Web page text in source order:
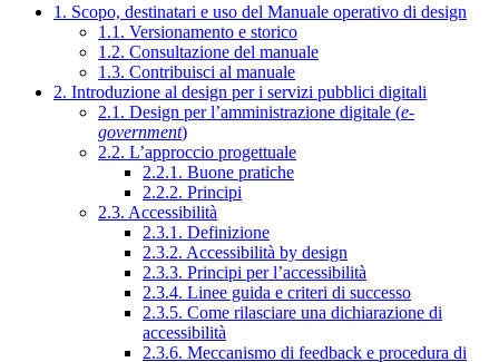
1. Scopo, destinatari e uso del Manuale operativo di design
1.1. Versionamento e storico
1.2. Consultazione del manuale
1.3. Contribuisci al manuale
2. Introduzione al design per i servizi pubblici digitali
2.1. Design per l’amministrazione digitale (e-
government)
2.2. L’approccio progettuale
2.2.1. Buone pratiche
2.2.2. Principi
2.3. Accessibilità
2.3.1. Definizione
2.3.2. Accessibilità by design
2.3.3. Principi per l’accessibilità
2.3.4. Linee guida e criteri di successo
2.3.5. Come rilasciare una dichiarazione di
accessibilità
2.3.6. Meccanismo di feedback e procedura di